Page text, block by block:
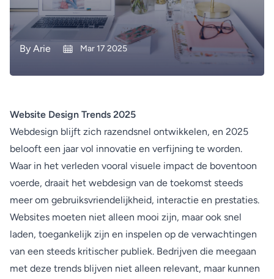
By Arie Mar 17 2025
Website Design Trends 2025
Webdesign blijft zich razendsnel ontwikkelen, en 2025
belooft een jaar vol innovatie en verfijning te worden.
Waar in het verleden vooral visuele impact de boventoon
voerde, draait het webdesign van de toekomst steeds
meer om gebruiksvriendelijkheid, interactie en prestaties.
Websites moeten niet alleen mooi zijn, maar ook snel
laden, toegankelijk zijn en inspelen op de verwachtingen
van een steeds kritischer publiek. Bedrijven die meegaan
met deze trends blijven niet alleen relevant, maar kunnen